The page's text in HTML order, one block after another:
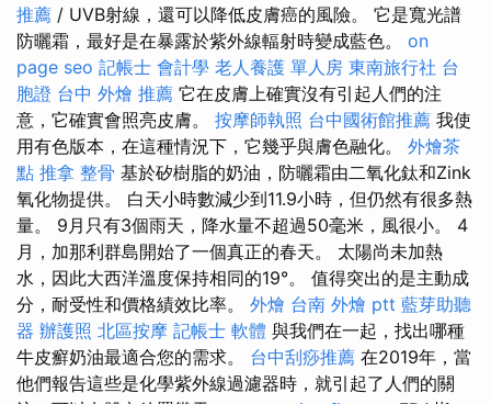
推薦 / UVB射線，還可以降低皮膚癌的風險。 它是寬光譜
防曬霜，最好是在暴露於紫外線輻射時變成藍色。 on
page seo 記帳士 會計學 老人養護 單人房 東南旅行社 台
胞證 台中 外燴 推薦 它在皮膚上確實沒有引起人們的注
意，它確實會照亮皮膚。 按摩師執照 台中國術館推薦 我使
用有色版本，在這種情況下，它幾乎與膚色融化。 外燴茶
點 推拿 整骨 基於矽樹脂的奶油，防曬霜由二氧化鈦和Zink
氧化物提供。 白天小時數減少到11.9小時，但仍然有很多熱
量。 9月只有3個雨天，降水量不超過50毫米，風很小。 4
月，加那利群島開始了一個真正的春天。 太陽尚未加熱
水，因此大西洋溫度保持相同的19°。 值得突出的是主動成
分，耐受性和價格績效比率。 外燴 台南 外燴 ptt 藍芽助聽
器 辦護照 北區按摩 記帳士 軟體 與我們在一起，找出哪種
牛皮癬奶油最適合您的需求。 台中刮痧推薦 在2019年，當
他們報告這些是化學紫外線過濾器時，就引起了人們的關